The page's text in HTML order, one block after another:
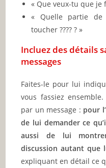
« Que veux-tu que je
« Quelle partie de
toucher ???? ? »
Incluez des détails
messages
Faites-le pour lui
vous fassiez
par un message : pour
de lui demander ce
aussi de lui
discussion autant que
expliquant en détail ce